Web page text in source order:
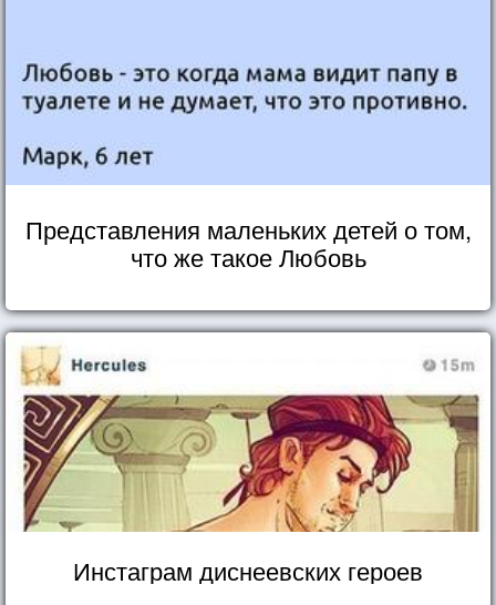
Представления маленьких детей о том,
что же такое Любовь
Инстаграм диснеевских героев